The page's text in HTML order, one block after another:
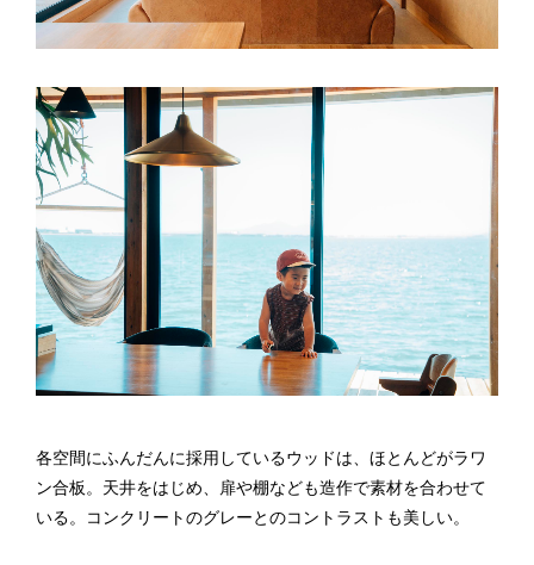
各空間にふんだんに採用しているウッドは、ほとんどがラワ
ン合板。天井をはじめ、扉や棚なども造作で素材を合わせて
いる。コンクリートのグレーとのコントラストも美しい。